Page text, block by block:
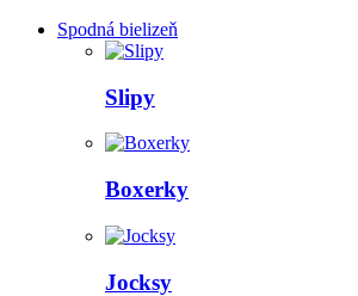
Spodná bielizeň
Slipy
Boxerky
Jocksy